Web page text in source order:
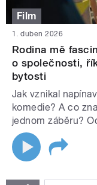
Film
1. duben 2026
Rodina mě
o společnosti,
bytosti
Jak vznikal
komedie? A co
jednom záběru?